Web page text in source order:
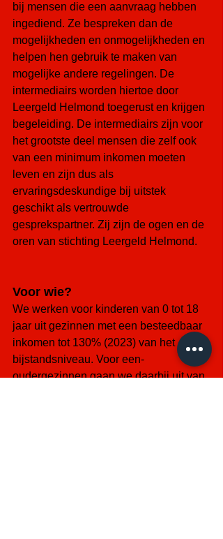
bij mensen die een aanvraag hebben
ingediend. Ze bespreken dan de
mogelijkheden en onmogelijkheden en
helpen hen gebruik te maken van
mogelijke andere regelingen. De
intermediairs worden hiertoe door
Leergeld Helmond toegerust en krijgen
begeleiding. De intermediairs zijn voor
het grootste deel mensen die zelf ook
van een minimum inkomen moeten
leven en zijn dus als
ervaringsdeskundige bij uitstek
geschikt als vertrouwde
gesprekspartner. Zij zijn de ogen en de
oren van stichting Leergeld Helmond.
Voor wie?
We werken voor kinderen van 0 tot 18
jaar uit gezinnen met een besteedbaar
inkomen tot 130% (2023) van het
bijstandsniveau. Voor een-
oudergezinnen gaan we daarbij uit van